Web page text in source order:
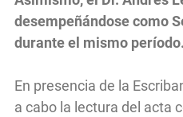
desempeñándose como
durante el mismo período.
En presencia de la
a cabo la lectura del acta